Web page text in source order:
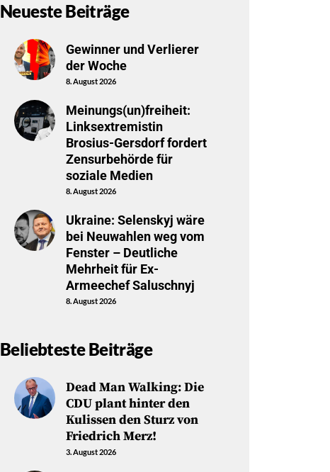
Neueste Beiträge
Gewinner und Verlierer
der Woche
8. August 2026
Meinungs(un)freiheit:
Linksextremistin
Brosius-Gersdorf fordert
Zensurbehörde für
soziale Medien
8. August 2026
Ukraine: Selenskyj wäre
bei Neuwahlen weg vom
Fenster – Deutliche
Mehrheit für Ex-
Armeechef Saluschnyj
8. August 2026
Beliebteste Beiträge
Dead Man Walking: Die
CDU plant hinter den
Kulissen den Sturz von
Friedrich Merz!
3. August 2026